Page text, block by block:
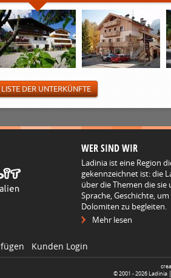
DER UNTERKÜNFTE
WER SIND WIR
Ladinia ist eine Region
gekennzeichnet ist: die
über die Themen die
Sprache, Geschichte,
Dolomiten zu begleiten.
Mehr lesen
Kunden Login
© 2001 -2026 Ladinia